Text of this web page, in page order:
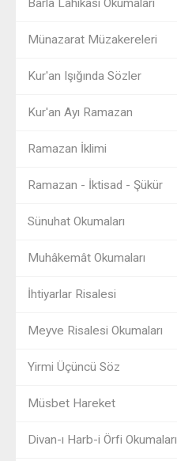
Barla Lahikası Okumaları
Münazarat Müzakereleri
Kur'an Işığında Sözler
Kur'an Ayı Ramazan
Ramazan İklimi
Ramazan - İktisad - Şükür
Sünuhat Okumaları
Muhâkemât Okumaları
İhtiyarlar Risalesi
Meyve Risalesi Okumaları
Yirmi Üçüncü Söz
Müsbet Hareket
Divan-ı Harb-i Örfi Okumaları